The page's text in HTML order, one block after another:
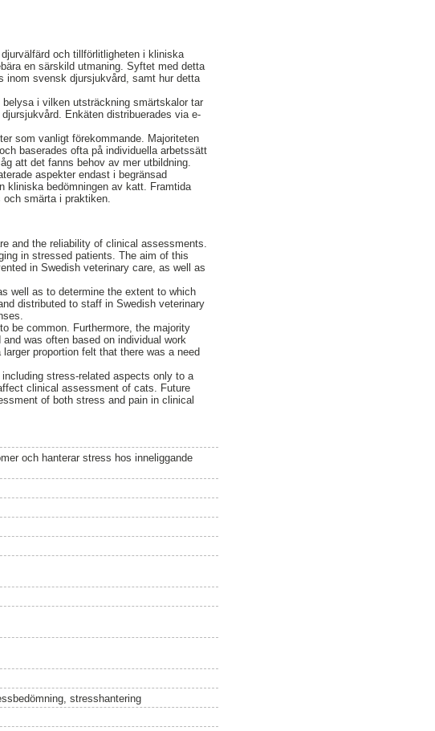
och tillförlitligheten i kliniska
en särskild utmaning. Syftet med detta
inom svensk djursjukvård, samt hur detta
i vilken utsträckning smärtskalor tar
Enkäten distribuerades via e-
som vanligt förekommande. Majoriteten
baserades ofta på individuella arbetssätt
att det fanns behov av mer utbildning.
aspekter endast i begränsad
kliniska bedömningen av katt. Framtida
och smärta i praktiken.
and the reliability of clinical assessments.
in stressed patients. The aim of this
in Swedish veterinary care, as well as
well as to determine the extent to which
distributed to staff in Swedish veterinary
be common. Furthermore, the majority
was often based on individual work
proportion felt that there was a need
stress-related aspects only to a
clinical assessment of cats. Future
of both stress and pain in clinical
och hanterar stress hos inneliggande
stresshantering